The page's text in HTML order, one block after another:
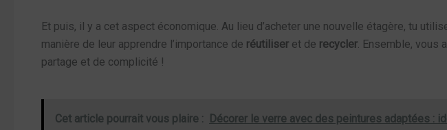
Et puis, il y a cet aspect économique. Au lieu d’acheter une nouvelle étagère, tu
manière de leur apprendre l’importance de réutiliser et de recycler . Ensemble,
partage et de complicité !
Cet article pourrait vous plaire : Décorer le verre avec des peintures adaptées :